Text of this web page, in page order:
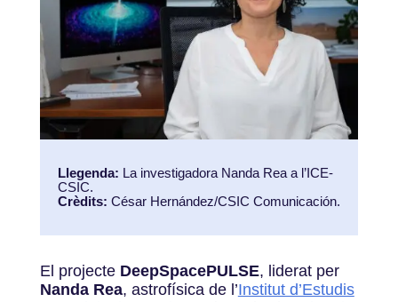
Llegenda: La investigadora Nanda Rea a l’ICE-
CSIC.
Crèdits: César Hernández/CSIC Comunicación.
El projecte DeepSpacePULSE, liderat per
Nanda Rea, astrofísica de l’Institut d’Estudis